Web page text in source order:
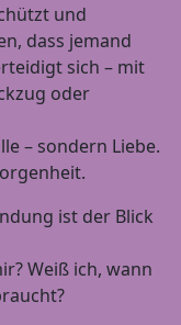
und
dass jemand
sich – mit
oder
– sondern Liebe.
ist der Blick
Weiß ich, wann